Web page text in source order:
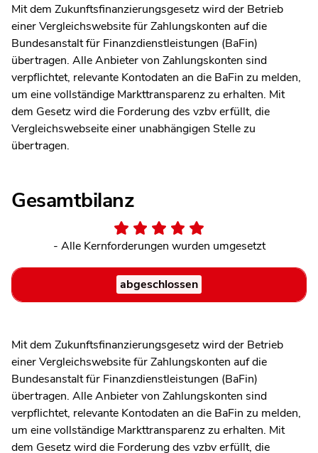
Mit dem Zukunftsfinanzierungsgesetz wird der Betrieb
einer Vergleichswebsite für Zahlungskonten auf die
Bundesanstalt für Finanzdienstleistungen (BaFin)
übertragen. Alle Anbieter von Zahlungskonten sind
verpflichtet, relevante Kontodaten an die BaFin zu melden,
um eine vollständige Markttransparenz zu erhalten. Mit
dem Gesetz wird die Forderung des vzbv erfüllt, die
Vergleichswebseite einer unabhängigen Stelle zu
übertragen.
Gesamtbilanz
- Alle Kernforderungen wurden umgesetzt
abgeschlossen
Mit dem Zukunftsfinanzierungsgesetz wird der Betrieb
einer Vergleichswebsite für Zahlungskonten auf die
Bundesanstalt für Finanzdienstleistungen (BaFin)
übertragen. Alle Anbieter von Zahlungskonten sind
verpflichtet, relevante Kontodaten an die BaFin zu melden,
um eine vollständige Markttransparenz zu erhalten. Mit
dem Gesetz wird die Forderung des vzbv erfüllt, die